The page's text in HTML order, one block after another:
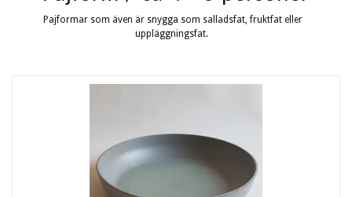
Pajformar som även är snygga som salladsfat, fruktfat eller
uppläggningsfat.